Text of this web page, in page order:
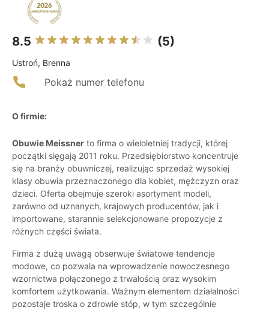
8.5 (5)
Ustroń, Brenna
Pokaż numer telefonu
O firmie:
Obuwie Meissner to firma o wieloletniej tradycji, której
początki sięgają 2011 roku. Przedsiębiorstwo koncentruje
się na branży obuwniczej, realizując sprzedaż wysokiej
klasy obuwia przeznaczonego dla kobiet, mężczyzn oraz
dzieci. Oferta obejmuje szeroki asortyment modeli,
zarówno od uznanych, krajowych producentów, jak i
importowane, starannie selekcjonowane propozycje z
różnych części świata.
Firma z dużą uwagą obserwuje światowe tendencje
modowe, co pozwala na wprowadzenie nowoczesnego
wzornictwa połączonego z trwałością oraz wysokim
komfortem użytkowania. Ważnym elementem działalności
pozostaje troska o zdrowie stóp, w tym szczególnie